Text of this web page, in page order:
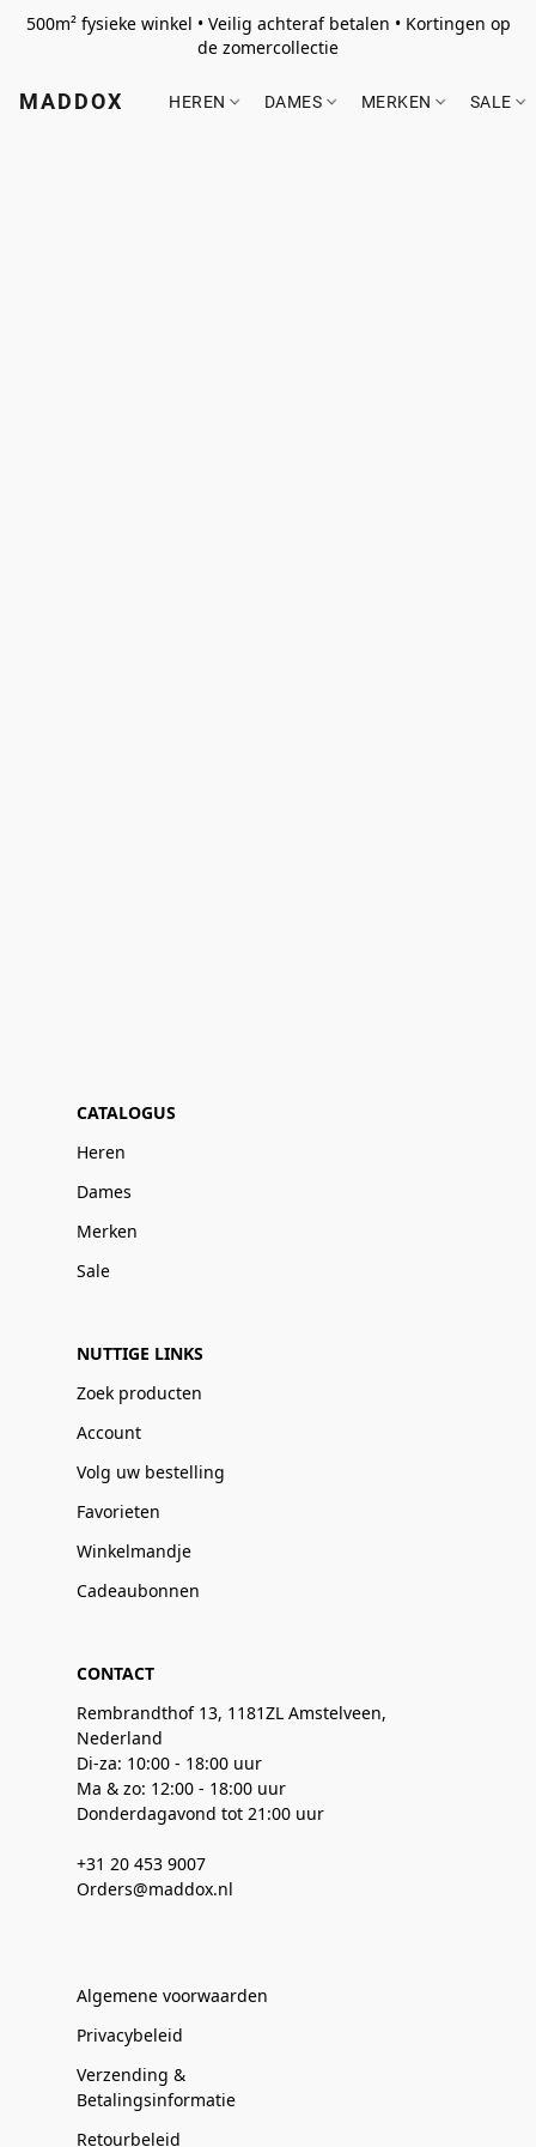
500m² fysieke winkel • Veilig achteraf betalen • Kortingen op
de zomercollectie
MADDOX HEREN DAMES MERKEN SALE
CATALOGUS
Heren
Dames
Merken
Sale
NUTTIGE LINKS
Zoek producten
Account
Volg uw bestelling
Favorieten
Winkelmandje
Cadeaubonnen
CONTACT
Rembrandthof 13, 1181ZL Amstelveen,
Nederland
Di-za: 10:00 - 18:00 uur
Ma & zo: 12:00 - 18:00 uur
Donderdagavond tot 21:00 uur
+31 20 453 9007
Orders@maddox.nl
Algemene voorwaarden
Privacybeleid
Verzending &
Betalingsinformatie
Retourbeleid